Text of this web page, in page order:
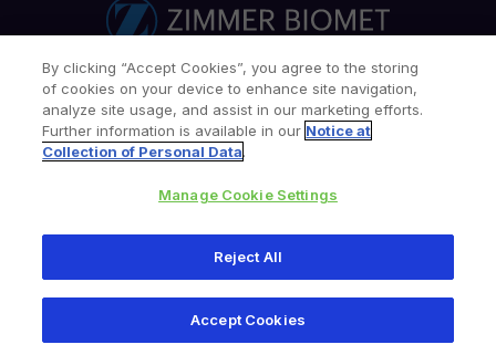
サイトマップ​​ 関連リンク 採用情報 お問合せ
Copyright © 2026 Zimmer Biomet. All Rights Reserved.
5-19, Mita 3-chome, Minato-ku, Tokyo, Japan
By clicking “Accept Cookies”, you agree to the storing
of cookies on your device to enhance site navigation,
analyze site usage, and assist in our marketing efforts.
Further information is available in our Notice at
Collection of Personal Data.
Manage Cookie Settings
Reject All
Accept Cookies